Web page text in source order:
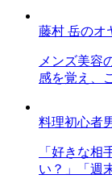
藤村 岳のオ
メンズ美容
感を覚え、
料理初心者
「好きな
い？」「週